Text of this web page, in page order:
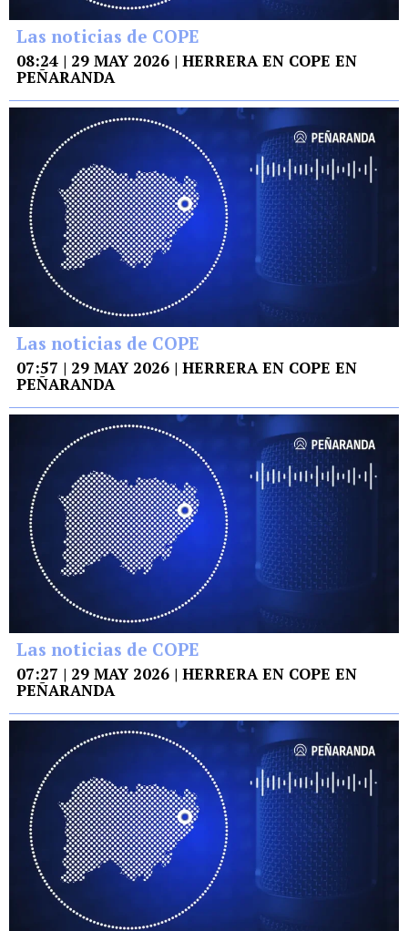
Las noticias de COPE
08:24 | 29 MAY 2026 | HERRERA EN COPE EN
PEÑARANDA
Las noticias de COPE
07:57 | 29 MAY 2026 | HERRERA EN COPE EN
PEÑARANDA
Las noticias de COPE
07:27 | 29 MAY 2026 | HERRERA EN COPE EN
PEÑARANDA